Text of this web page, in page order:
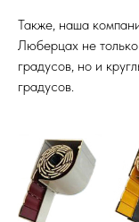
Также, наша
Люберцах не
градусов, но и
градусов.